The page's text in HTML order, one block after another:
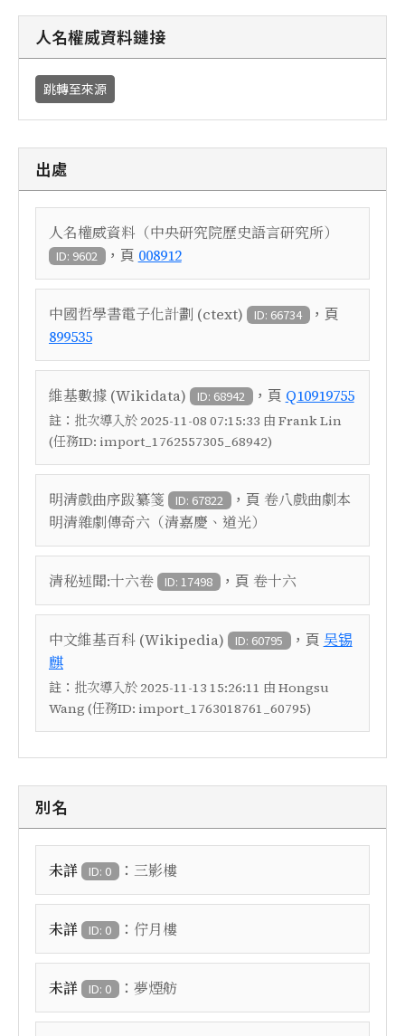
人名權威資料鏈接
跳轉至來源
出處
人名權威資料（中央研究院歷史語言研究所）
ID: 9602 ，頁 008912
中國哲學書電子化計劃 (ctext) ID: 66734 ，頁
899535
維基數據 (Wikidata) ID: 68942 ，頁 Q10919755
註： 批次導入於 2025-11-08 07:15:33 由 Frank Lin
(任務ID: import_1762557305_68942)
明清戲曲序跋纂箋 ID: 67822 ，頁 卷八戲曲劇本
明清雜劇傳奇六（清嘉慶、道光）
清秘述聞:十六卷 ID: 17498 ，頁 卷十六
中文維基百科 (Wikipedia) ID: 60795 ，頁 吴锡
麒
註： 批次導入於 2025-11-13 15:26:11 由 Hongsu
Wang (任務ID: import_1763018761_60795)
別名
未詳 ID: 0 ： 三影樓
未詳 ID: 0 ： 佇月樓
未詳 ID: 0 ： 夢煙舫